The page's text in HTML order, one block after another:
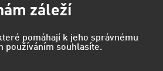
403 EUR
záleží
pomáhají k jeho správnému
používáním souhlasíte.